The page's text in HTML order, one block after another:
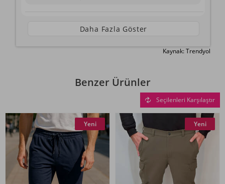
Daha Fazla Göster
Kaynak: Trendyol
Benzer Ürünler
Seçilenleri Karşılaştır
Yeni Yeni